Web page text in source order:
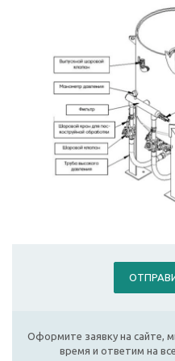
Оформите заявку на сайте,
время и ответим на